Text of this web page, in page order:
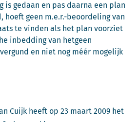
is gedaan en pas daarna een plan
hoeft geen m.e.r.-beoordeling van
te vinden als het plan voorziet
inbedding van hetgeen
en niet nog méér mogelijk
Cuijk heeft op 23 maart 2009 het